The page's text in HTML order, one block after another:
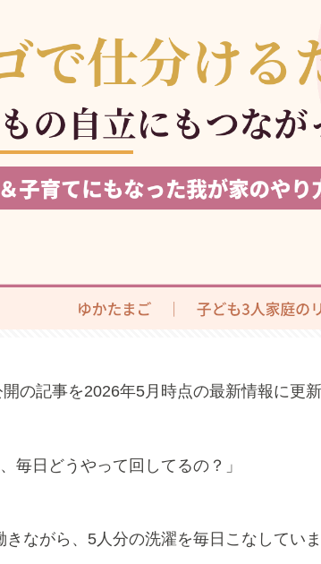
の記事を2026年5月時点の最新情報に更
毎日どうやって回してるの？」
きながら、5人分の洗濯を毎日こなしていま